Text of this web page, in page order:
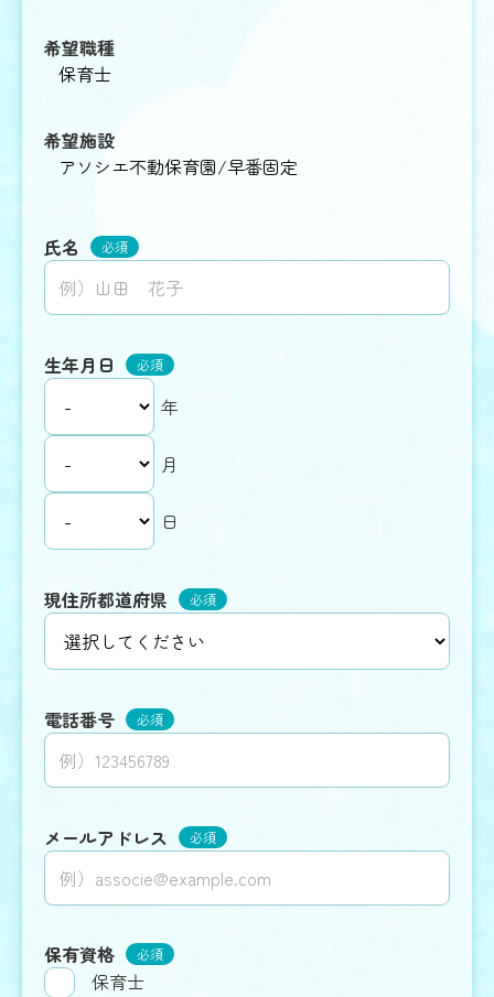
正社員
新卒での正社員採用はこちらから
新卒採用
転職時期が未定の方、
まずは相談してみたい方は
こちらをご利用ください
気楽に相談から始める
希望職種
希望施設
氏名 必須
生年月日 必須
年
月
日
現住所都道府県 必須
電話番号 必須
メールアドレス 必須
保有資格 必須
保育士